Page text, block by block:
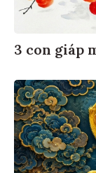
3 con giáp